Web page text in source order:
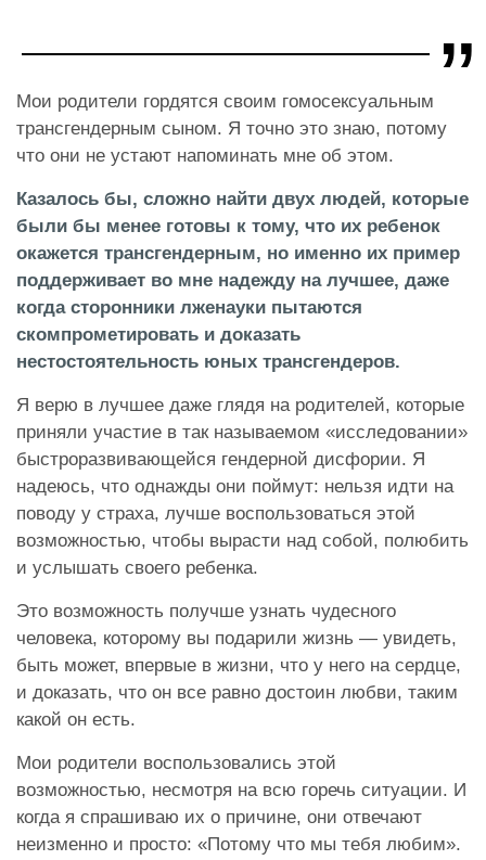
Мои родители гордятся своим гомосексуальным
трансгендерным сыном. Я точно это знаю, потому
что они не устают напоминать мне об этом.
Казалось бы, сложно найти двух людей, которые
были бы менее готовы к тому, что их ребенок
окажется трансгендерным, но именно их пример
поддерживает во мне надежду на лучшее, даже
когда сторонники лженауки пытаются
скомпрометировать и доказать
нестостоятельность юных трансгендеров.
Я верю в лучшее даже глядя на родителей, которые
приняли участие в так называемом «исследовании»
быстроразвивающейся гендерной дисфории. Я
надеюсь, что однажды они поймут: нельзя идти на
поводу у страха, лучше воспользоваться этой
возможностью, чтобы вырасти над собой, полюбить
и услышать своего ребенка.
Это возможность получше узнать чудесного
человека, которому вы подарили жизнь — увидеть,
быть может, впервые в жизни, что у него на сердце,
и доказать, что он все равно достоин любви, таким
какой он есть.
Мои родители воспользовались этой
возможностью, несмотря на всю горечь ситуации. И
когда я спрашиваю их о причине, они отвечают
неизменно и просто: «Потому что мы тебя любим».